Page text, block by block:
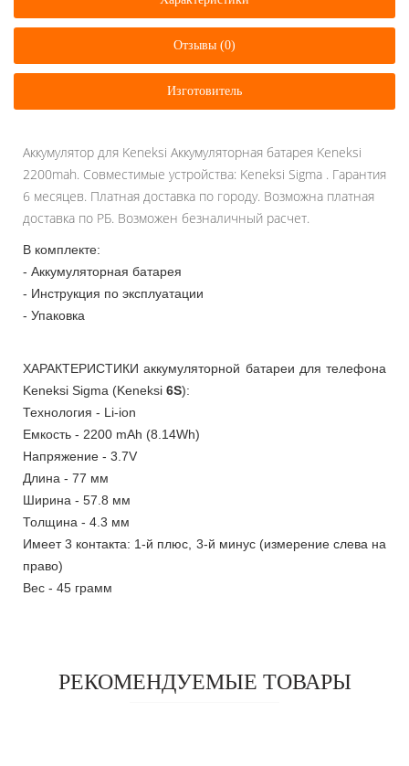
Отзывы (0)
Изготовитель
Аккумулятор для Keneksi Аккумуляторная батарея Keneksi
2200mah. Совместимые устройства: Keneksi Sigma . Гарантия
6 месяцев. Платная доставка по городу. Возможна платная
доставка по РБ. Возможен безналичный расчет.
В комплекте:
- Аккумуляторная батарея
- Инструкция по эксплуатации
- Упаковка
ХАРАКТЕРИСТИКИ аккумуляторной батареи для телефона
Keneksi Sigma (Keneksi 6S):
Технология - Li-ion
Емкость - 2200 mAh (8.14Wh)
Напряжение - 3.7V
Длина - 77 мм
Ширина - 57.8 мм
Толщина - 4.3 мм
Имеет 3 контакта: 1-й плюс, 3-й минус (измерение слева на
право)
Вес - 45 грамм
РЕКОМЕНДУЕМЫЕ ТОВАРЫ